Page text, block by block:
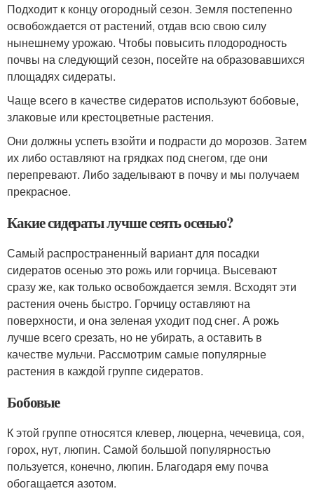
Подходит к концу огородный сезон. Земля постепенно
освобождается от растений, отдав всю свою силу
нынешнему урожаю. Чтобы повысить плодородность
почвы на следующий сезон, посейте на образовавшихся
площадях сидераты.
Чаще всего в качестве сидератов используют бобовые,
злаковые или крестоцветные растения.
Они должны успеть взойти и подрасти до морозов. Затем
их либо оставляют на грядках под снегом, где они
перепревают. Либо заделывают в почву и мы получаем
прекрасное.
Какие сидераты лучше сеять осенью?
Самый распространенный вариант для посадки
сидератов осенью это рожь или горчица. Высевают
сразу же, как только освобождается земля. Всходят эти
растения очень быстро. Горчицу оставляют на
поверхности, и она зеленая уходит под снег. А рожь
лучше всего срезать, но не убирать, а оставить в
качестве мульчи. Рассмотрим самые популярные
растения в каждой группе сидератов.
Бобовые
К этой группе относятся клевер, люцерна, чечевица, соя,
горох, нут, люпин. Самой большой популярностью
пользуется, конечно, люпин. Благодаря ему почва
обогащается азотом.